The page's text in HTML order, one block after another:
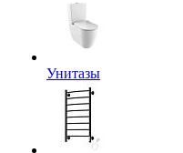
Унитазы